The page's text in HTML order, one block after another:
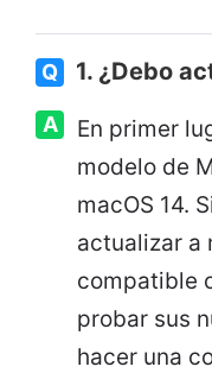
Q 1. ¿Debo
A
En primer
modelo de
macOS 14.
actualizar a
compatible
probar sus
hacer una